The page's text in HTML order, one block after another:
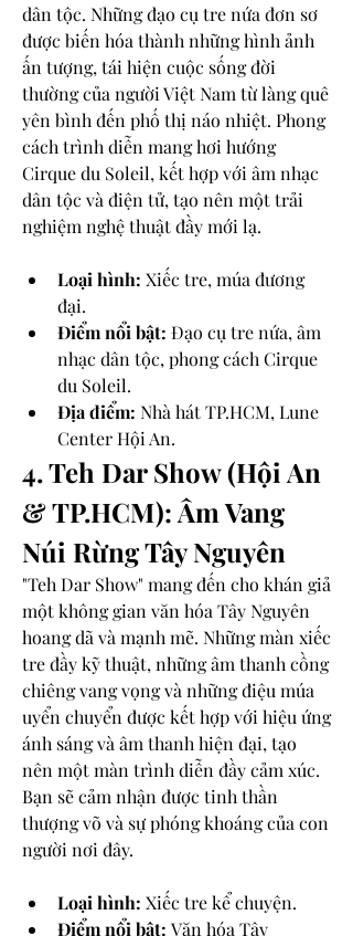
dân tộc. Những đạo cụ tre nứa đơn sơ
được biến hóa thành những hình ảnh
ấn tượng, tái hiện cuộc sống đời
thường của người Việt Nam từ làng quê
yên bình đến phố thị náo nhiệt. Phong
cách trình diễn mang hơi hướng
Cirque du Soleil, kết hợp với âm nhạc
dân tộc và điện tử, tạo nên một trải
nghiệm nghệ thuật đầy mới lạ.
Loại hình: Xiếc tre, múa đương
đại.
Điểm nổi bật: Đạo cụ tre nứa, âm
nhạc dân tộc, phong cách Cirque
du Soleil.
Địa điểm: Nhà hát TP.HCM, Lune
Center Hội An.
4. Teh Dar Show (Hội An
& TP.HCM): Âm Vang
Núi Rừng Tây Nguyên
"Teh Dar Show" mang đến cho khán giả
một không gian văn hóa Tây Nguyên
hoang dã và mạnh mẽ. Những màn xiếc
tre đầy kỹ thuật, những âm thanh cồng
chiêng vang vọng và những điệu múa
uyển chuyển được kết hợp với hiệu ứng
ánh sáng và âm thanh hiện đại, tạo
nên một màn trình diễn đầy cảm xúc.
Bạn sẽ cảm nhận được tinh thần
thượng võ và sự phóng khoáng của con
người nơi đây.
Loại hình: Xiếc tre kể chuyện.
Điểm nổi bật: Văn hóa Tây